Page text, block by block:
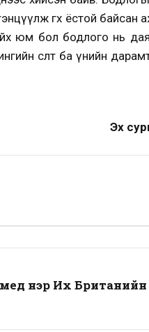
өгөх ёстой
юм бол бодлого нь
өсөлт ба үнийн
Эх
нэр Их Британийн